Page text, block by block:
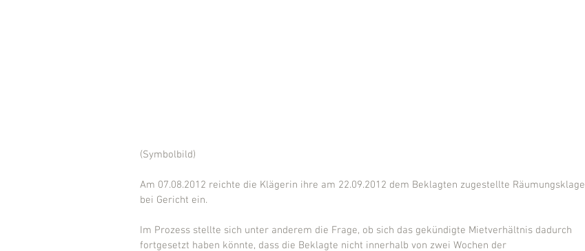
(Symbolbild)
Am 07.08.2012 reichte die Klägerin ihre am 22.09.2012 dem Beklagten zugestellte Räumungsklage
bei Gericht ein.
Im Prozess stellte sich unter anderem die Frage, ob sich das gekündigte Mietverhältnis dadurch
fortgesetzt haben könnte, dass die Beklagte nicht innerhalb von zwei Wochen der